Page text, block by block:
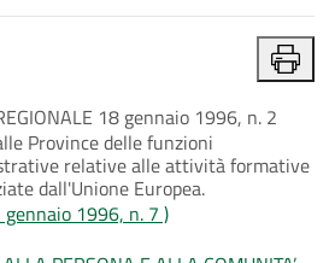
18 gennaio 1996, n. 2
Province delle funzioni
relative alle attività formative
dall'Unione Europea.
gennaio 1996, n. 7 )